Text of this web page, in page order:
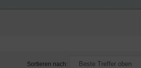
Sortieren nach: